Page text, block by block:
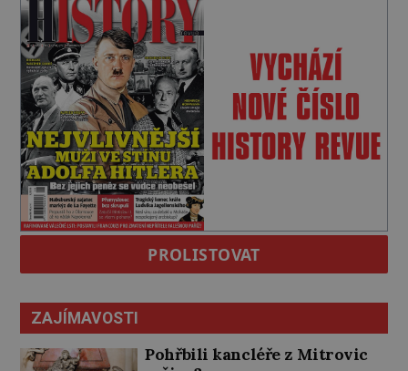
PROLISTOVAT
ZAJÍMAVOSTI
Pohřbili kancléře z Mitrovic